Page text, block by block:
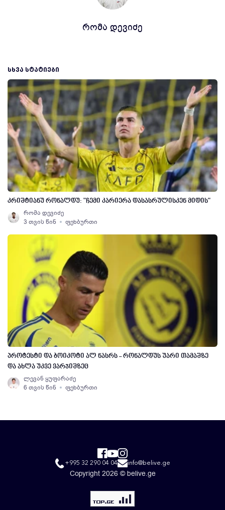
რომა დევიძე
ᲡᲮᲕᲐ ᲡᲢᲐᲢᲘᲔᲑᲘ
კრიშტიანუ რონალდუ: "ჩემი კარიერა დასასრულისკენ მიდის"
რომა დევიძე
3 თვის წინ
ფეხბურთი
პროტესტი და ბოიკოტი ალ ნასრს - რონალდუს უარი თამაშზე
და ახლა უკვე ვარჯიშზეც
ლევან ყუფარაძე
6 თვის წინ
ფეხბურთი
+995 32 290 04 04 info@belive.ge
Copyright 2026 © belive.ge